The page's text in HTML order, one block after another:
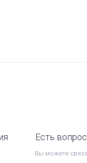
Есть
Вы можете